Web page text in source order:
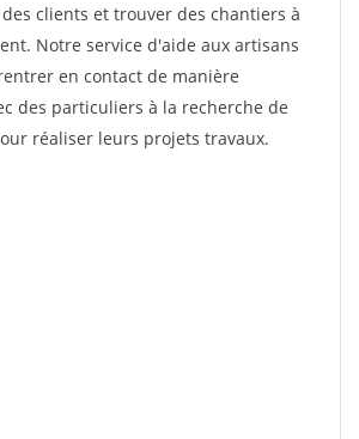
clients et trouver des chantiers à
Notre service d'aide aux artisans
en contact de manière
des particuliers à la recherche de
réaliser leurs projets travaux.